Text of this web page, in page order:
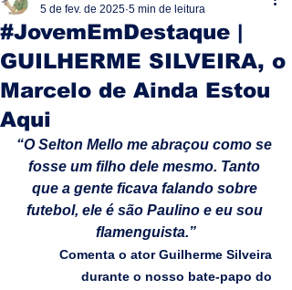
#JovemEmDestaque |
GUILHERME SILVEIRA, o
Marcelo de Ainda Estou
Aqui
5 de fev. de 2025 5 min de leitura
“O Selton Mello me abraçou como se
fosse um filho dele mesmo. Tanto
que a gente ficava falando sobre
futebol, ele é são Paulino e eu sou
flamenguista.”
Comenta o ator Guilherme Silveira
durante o nosso bate-papo do